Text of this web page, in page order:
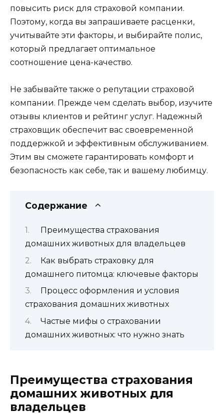
повысить риск для страховой компании.
Поэтому, когда вы запрашиваете расценки,
учитывайте эти факторы, и выбирайте полис,
который предлагает оптимальное
соотношение цена-качество.
Не забывайте также о репутации страховой
компании. Прежде чем сделать выбор, изучите
отзывы клиентов и рейтинг услуг. Надежный
страховщик обеспечит вас своевременной
поддержкой и эффективным обслуживанием.
Этим вы сможете гарантировать комфорт и
безопасность как себе, так и вашему любимцу.
Содержание
Преимущества страхования
домашних животных для владельцев
Как выбрать страховку для
домашнего питомца: ключевые факторы
Процесс оформления и условия
страхования домашних животных
Частые мифы о страховании
домашних животных: что нужно знать
Преимущества страхования
домашних животных для
владельцев